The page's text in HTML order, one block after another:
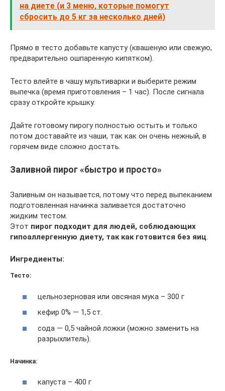
на диете (и 3 меню, которые помогут
сбросить до 5 кг за несколько дней)
Прямо в тесто добавьте капусту (квашеную или свежую,
предварительно ошпаренную кипятком).
Тесто влейте в чашу мультиварки и выберите режим
выпечка (время приготовления – 1 час). После сигнала
сразу откройте крышку.
Дайте готовому пирогу полностью остыть и только
потом доставайте из чаши, так как он очень нежный, в
горячем виде сложно достать.
Заливной пирог «быстро и просто»
Заливным он называется, потому что перед выпеканием
подготовленная начинка заливается достаточно
жидким тестом.
Этот пирог подходит для людей, соблюдающих
гипоаллергенную диету, так как готовится без яиц.
Ингредиенты:
Тесто:
цельнозерновая или овсяная мука – 300 г
кефир 0% — 1,5 ст.
сода — 0,5 чайной ложки (можно заменить на
разрыхлитель).
Начинка:
капуста – 400 г